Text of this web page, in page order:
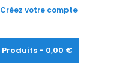
Créez votre compte
Produits - 0,00 €